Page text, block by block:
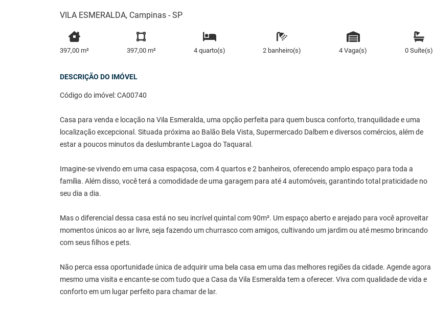
VILA ESMERALDA, Campinas - SP
397,00 m² 397,00 m² 4 quarto(s) 2 banheiro(s) 4 Vaga(s) 0 Suíte(s)
DESCRIÇÃO DO IMÓVEL
Código do imóvel: CA00740
Casa para venda e locação na Vila Esmeralda, uma opção perfeita para quem busca conforto, tranquilidade e uma
localização excepcional. Situada próxima ao Balão Bela Vista, Supermercado Dalbem e diversos comércios, além de
estar a poucos minutos da deslumbrante Lagoa do Taquaral.
Imagine-se vivendo em uma casa espaçosa, com 4 quartos e 2 banheiros, oferecendo amplo espaço para toda a
família. Além disso, você terá a comodidade de uma garagem para até 4 automóveis, garantindo total praticidade no
seu dia a dia.
Mas o diferencial dessa casa está no seu incrível quintal com 90m². Um espaço aberto e arejado para você aproveitar
momentos únicos ao ar livre, seja fazendo um churrasco com amigos, cultivando um jardim ou até mesmo brincando
com seus filhos e pets.
Não perca essa oportunidade única de adquirir uma bela casa em uma das melhores regiões da cidade. Agende agora
mesmo uma visita e encante-se com tudo que a Casa da Vila Esmeralda tem a oferecer. Viva com qualidade de vida e
conforto em um lugar perfeito para chamar de lar.